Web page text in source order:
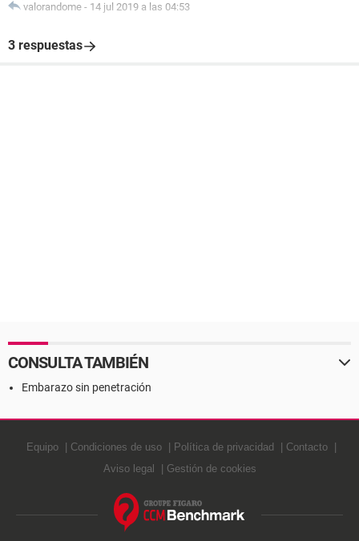
valorandome - 14 jul 2019 a las 04:53
3 respuestas
CONSULTA TAMBIÉN
Embarazo sin penetración
Equipo Condiciones de uso Política de privacidad
Contacto
Aviso legal
Gestión de cookies